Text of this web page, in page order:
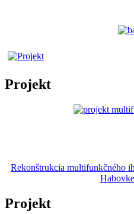
Projekt
Rekonštrukcia multifunkčného
Projekt